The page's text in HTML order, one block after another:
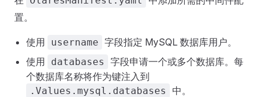
置。
使用 username 字段指定 MySQL 数据库用户。
使用
databases
字段申请一个或多个数据库。每
个数据库名称将作为键注入到
.Values.mysql.databases 中。